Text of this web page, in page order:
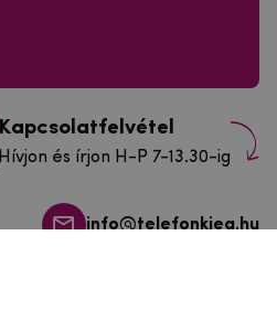
Kapcsolatfelvétel
Hívjon és írjon H-P 7-13.30-ig
info@telefonkieg.hu